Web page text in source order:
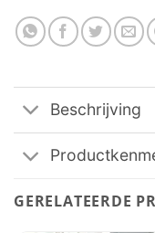
Beschrijving
GERELATEERDE